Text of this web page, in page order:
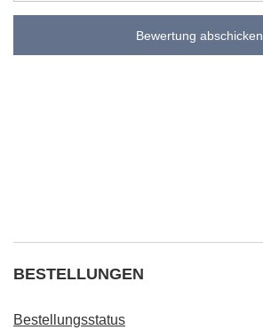
Bewertung abschicken
BESTELLUNGEN
Bestellungsstatus